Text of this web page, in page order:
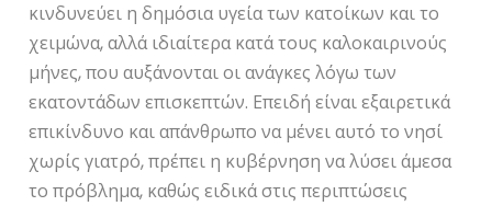
κινδυνεύει η δημόσια υγεία των κατοίκων και το
χειμώνα, αλλά ιδιαίτερα κατά τους καλοκαιρινούς
μήνες, που αυξάνονται οι ανάγκες λόγω των
εκατοντάδων επισκεπτών. Επειδή είναι εξαιρετικά
επικίνδυνο και απάνθρωπο να μένει αυτό το νησί
χωρίς γιατρό, πρέπει η κυβέρνηση να λύσει άμεσα
το πρόβλημα, καθώς ειδικά στις περιπτώσεις